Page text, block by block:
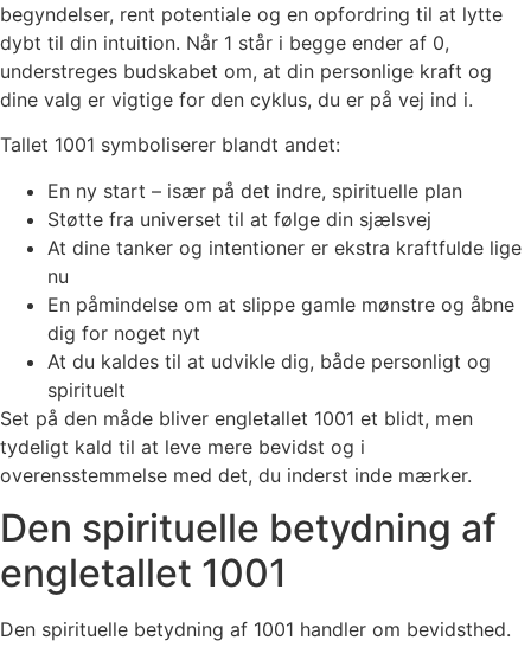
begyndelser, rent potentiale og en opfordring til at lytte
dybt til din intuition. Når 1 står i begge ender af 0,
understreges budskabet om, at din personlige kraft og
dine valg er vigtige for den cyklus, du er på vej ind i.
Tallet 1001 symboliserer blandt andet:
En ny start – især på det indre, spirituelle plan
Støtte fra universet til at følge din sjælsvej
At dine tanker og intentioner er ekstra kraftfulde lige
nu
En påmindelse om at slippe gamle mønstre og åbne
dig for noget nyt
At du kaldes til at udvikle dig, både personligt og
spirituelt
Set på den måde bliver engletallet 1001 et blidt, men
tydeligt kald til at leve mere bevidst og i
overensstemmelse med det, du inderst inde mærker.
Den spirituelle betydning af
engletallet 1001
Den spirituelle betydning af 1001 handler om bevidsthed.